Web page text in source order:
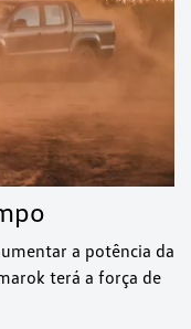
a potência da
terá a força de